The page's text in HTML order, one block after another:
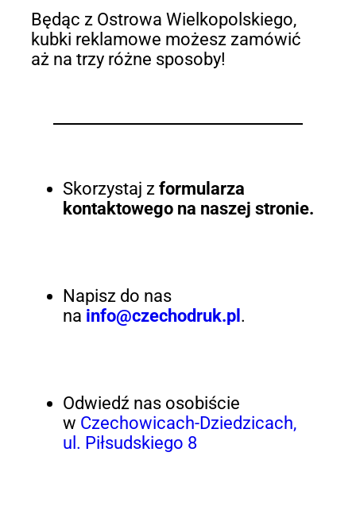
Będąc z Ostrowa Wielkopolskiego,
kubki reklamowe możesz zamówić
aż na trzy różne sposoby!
Skorzystaj z formularza
kontaktowego na naszej stronie.
Napisz do nas
na info@czechodruk.pl .
Odwiedź nas osobiście
w Czechowicach-Dziedzicach,
ul. Piłsudskiego 8